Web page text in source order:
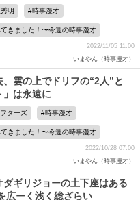
明 時事漫才
きました！〜今週の時事漫才
2022/11/05 11:00
いまやん（時事漫才）
雲の上でドリフの“2人”と
」は永遠に
ターズ 時事漫才
きました！〜今週の時事漫才
2022/10/28 07:00
いまやん（時事漫才）
ダギリジョーの土下座はある
広ーく浅く総ざらい